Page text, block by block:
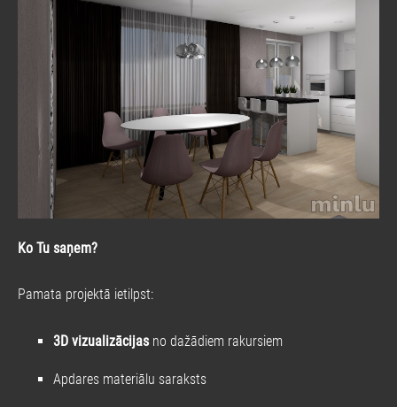
Ko Tu saņem?
Pamata projektā ietilpst:
3D vizualizācijasno dažādiem rakursiem
Apdares materiālu saraksts